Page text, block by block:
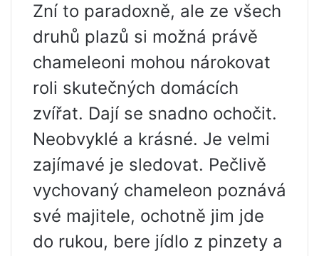
Zní to paradoxně, ale ze všech
druhů plazů si možná právě
chameleoni mohou nárokovat
roli skutečných domácích
zvířat. Dají se snadno ochočit.
Neobvyklé a krásné. Je velmi
zajímavé je sledovat. Pečlivě
vychovaný chameleon poznává
své majitele, ochotně jim jde
do rukou, bere jídlo z pinzety a